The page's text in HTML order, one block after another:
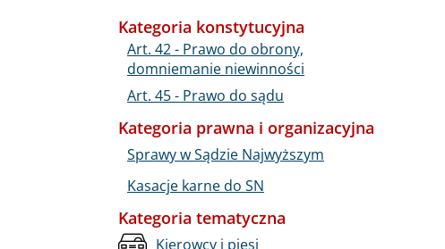
Kategoria konstytucyjna
Art. 42 - Prawo do obrony,
domniemanie niewinności
Art. 45 - Prawo do sądu
Kategoria prawna i organizacyjna
Sprawy w Sądzie Najwyższym
Kasacje karne do SN
Kategoria tematyczna
Kierowcy i piesi